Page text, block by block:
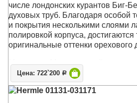
числе лондонских курантов Биг-
духовых труб. Благодаря особой
и покрытия несколькими слоями
полировкой корпуса, достигаются
оригинальные оттенки орехового
Механизм: Механический с
Корпус: Орех
Звуковой сигнал:Вестминстер
Михаил, Бим-Бом
Цена: 722`200 Р
Hermle 01131-031171